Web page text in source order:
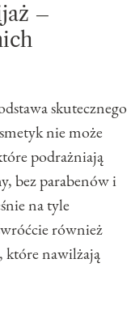
–
skutecznego
nie może
podrażniają
bez parabenów i
na tyle
również
które nawilżają